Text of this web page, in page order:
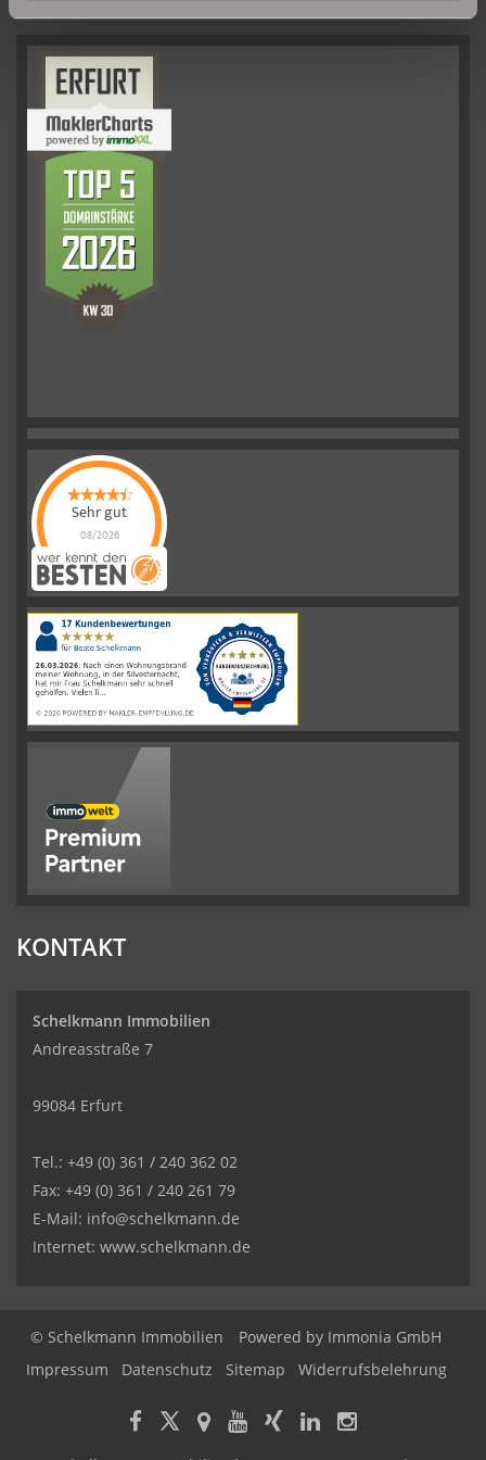
Sehr gut
08/2026
Schelkmann
Immobilienhat
|110Schelkmann
ImmobilienBewertungen
auf
werkenntdenBESTEN.de
KONTAKT
Schelkmann Immobilien
Andreasstraße 7
99084 Erfurt
Tel.: +49 (0) 361 / 240 362 02
Fax: +49 (0) 361 / 240 261 79
E-Mail: info@schelkmann.de
Internet: www.schelkmann.de
© Schelkmann Immobilien Powered by Immonia GmbH
Impressum
Datenschutz Sitemap Widerrufsbelehrung